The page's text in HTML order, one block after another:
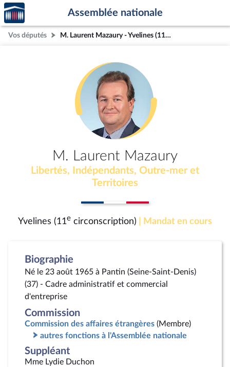
Aller au contenu
Aller en bas de la page
Accèder
à la
page
d'accueil
Assemblée nationale
Vos députés M. Laurent Mazaury - Yvelines (11e circonscription)
M. Laurent Mazaury
Libertés, Indépendants, Outre-mer et
Territoires
Yvelines (11e circonscription) | Mandat en cours
Biographie
Né le 23 août 1965 à Pantin (Seine-Saint-Denis)
(37) - Cadre administratif et commercial
d'entreprise
Commission
Commission des affaires étrangères (Membre)
autres fonctions à l'Assemblée nationale
Suppléant
Mme Lydie Duchon